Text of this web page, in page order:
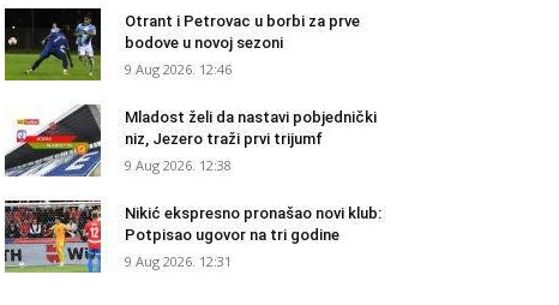
Otrant i Petrovac u borbi za prve
bodove u novoj sezoni
9 Aug 2026. 12:46
Mladost želi da nastavi pobjednički
niz, Jezero traži prvi trijumf
9 Aug 2026. 12:38
Nikić ekspresno pronašao novi klub:
Potpisao ugovor na tri godine
9 Aug 2026. 12:31